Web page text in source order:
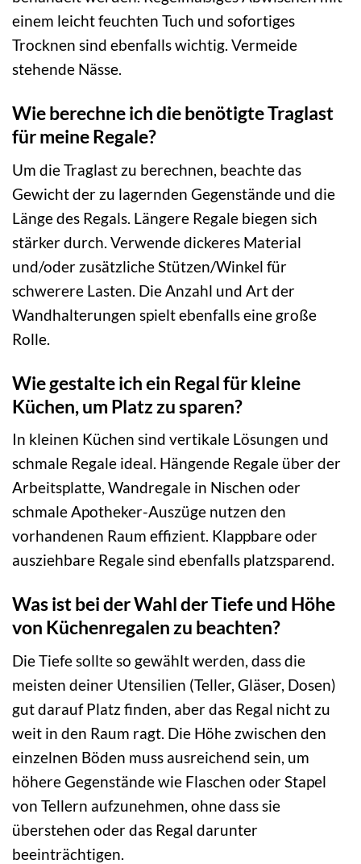
einem leicht feuchten Tuch und sofortiges
Trocknen sind ebenfalls wichtig. Vermeide
stehende Nässe.
Wie berechne ich die benötigte Traglast
für meine Regale?
Um die Traglast zu berechnen, beachte das
Gewicht der zu lagernden Gegenstände und die
Länge des Regals. Längere Regale biegen sich
stärker durch. Verwende dickeres Material
und/oder zusätzliche Stützen/Winkel für
schwerere Lasten. Die Anzahl und Art der
Wandhalterungen spielt ebenfalls eine große
Rolle.
Wie gestalte ich ein Regal für kleine
Küchen, um Platz zu sparen?
In kleinen Küchen sind vertikale Lösungen und
schmale Regale ideal. Hängende Regale über der
Arbeitsplatte, Wandregale in Nischen oder
schmale Apotheker-Auszüge nutzen den
vorhandenen Raum effizient. Klappbare oder
ausziehbare Regale sind ebenfalls platzsparend.
Was ist bei der Wahl der Tiefe und Höhe
von Küchenregalen zu beachten?
Die Tiefe sollte so gewählt werden, dass die
meisten deiner Utensilien (Teller, Gläser, Dosen)
gut darauf Platz finden, aber das Regal nicht zu
weit in den Raum ragt. Die Höhe zwischen den
einzelnen Böden muss ausreichend sein, um
höhere Gegenstände wie Flaschen oder Stapel
von Tellern aufzunehmen, ohne dass sie
überstehen oder das Regal darunter
beeinträchtigen.